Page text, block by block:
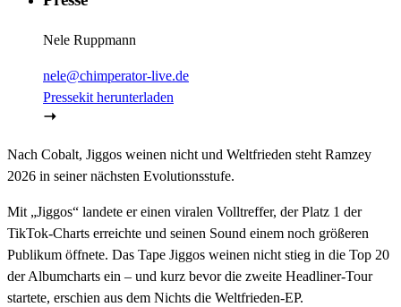
Nele Ruppmann
nele@chimperator-live.de
Pressekit herunterladen
Nach Cobalt, Jiggos weinen nicht und Weltfrieden steht Ramzey
2026 in seiner nächsten Evolutionsstufe.
Mit „Jiggos“ landete er einen viralen Volltreffer, der Platz 1 der
TikTok-Charts erreichte und seinen Sound einem noch größeren
Publikum öffnete. Das Tape Jiggos weinen nicht stieg in die Top 20
der Albumcharts ein – und kurz bevor die zweite Headliner-Tour
startete, erschien aus dem Nichts die Weltfrieden-EP.